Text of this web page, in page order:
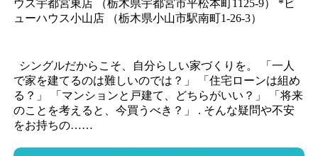
ウス宇都宮東店 （栃木県宇都宮市平松本町1125-9） *ビ
ューハウス小山店 （栃木県小山市駅南町1-26-3）
シングルだからこそ、自分らしい家づくりを。 「一人
で家を建てるのは難しいのでは？」 「住宅ローンは組め
る？」 「マンションと戸建て、どちらがいい？」 「将来
のことを考えると、今買うべき？」 . そんな疑問や不安
をお持ちの……